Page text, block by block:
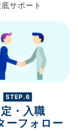
サポート
STEP.6
・入職
ーフォロー